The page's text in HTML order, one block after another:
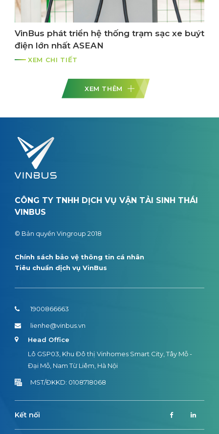
VinBus phát triển hệ thống trạm sạc xe buýt
điện lớn nhất ASEAN
XEM CHI TIẾT
XEM THÊM
CÔNG TY TNHH DỊCH VỤ VẬN TẢI SINH THÁI
VINBUS
© Bản quyền Vingroup 2018
Chính sách bảo vệ thông tin cá nhân
Tiêu chuẩn dịch vụ VinBus
1900866663
lienhe@vinbus.vn
Head Office
Lô GSP03, Khu Đô thị Vinhomes Smart City, Tây Mỗ -
Đại Mỗ, Nam Từ Liêm, Hà Nội
MST/ĐKKD: 0108718068
Kết nối